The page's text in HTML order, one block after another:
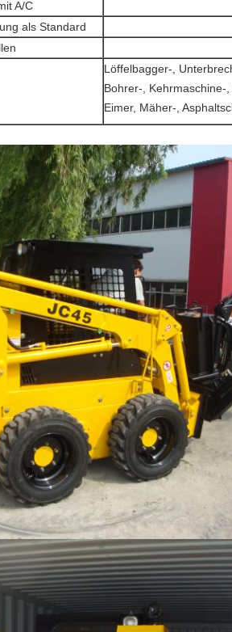
A/C
als Standard
Löffelbagger-,
Bohrer-, Kehrmaschine-
Eimer, Mäher-,